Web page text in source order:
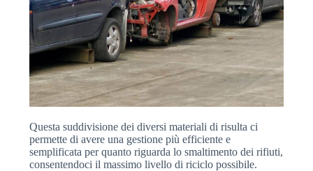
Questa suddivisione dei diversi materiali di risulta ci
permette di avere una gestione più efficiente e
semplificata per quanto riguarda lo smaltimento dei rifiuti,
consentendoci il massimo livello di riciclo possibile.